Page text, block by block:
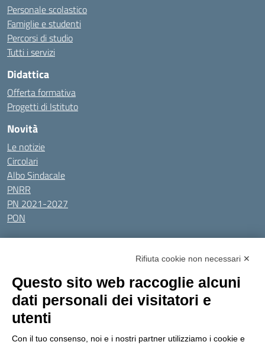
Personale scolastico
Famiglie e studenti
Percorsi di studio
Tutti i servizi
Didattica
Offerta formativa
Progetti di Istituto
Novità
Le notizie
Circolari
Albo Sindacale
PNRR
PN 2021-2027
PON
Tutti gli argomenti
Amministrazione Trasparente
Privacy Policy
Dichiarazione di accessibilitàObiettivi di accessibilità
Seguici su:
Rifiuta cookie non necessari ✕
Questo sito web raccoglie alcuni
dati personali dei visitatori e
utenti
Con il tuo consenso, noi e i nostri partner utilizziamo i cookie e